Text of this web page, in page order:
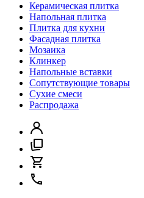
Керамическая плитка
Напольная плитка
Плитка для кухни
Фасадная плитка
Мозаика
Клинкер
Напольные вставки
Сопутствующие товары
Сухие смеси
Распродажа